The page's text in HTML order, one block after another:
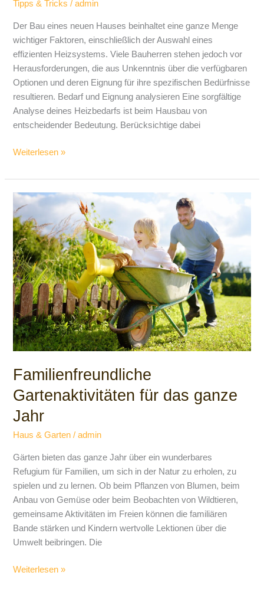
Tipps & Tricks /admin
Der Bau eines neuen Hauses beinhaltet eine ganze Menge
wichtiger Faktoren, einschließlich der Auswahl eines
effizienten Heizsystems. Viele Bauherren stehen jedoch vor
Herausforderungen, die aus Unkenntnis über die verfügbaren
Optionen und deren Eignung für ihre spezifischen Bedürfnisse
resultieren. Bedarf und Eignung analysieren Eine sorgfältige
Analyse deines Heizbedarfs ist beim Hausbau von
entscheidender Bedeutung. Berücksichtige dabei
Weiterlesen »
Familienfreundliche
Gartenaktivitäten für das ganze
Jahr
Haus & Garten /admin
Gärten bieten das ganze Jahr über ein wunderbares
Refugium für Familien, um sich in der Natur zu erholen, zu
spielen und zu lernen. Ob beim Pflanzen von Blumen, beim
Anbau von Gemüse oder beim Beobachten von Wildtieren,
gemeinsame Aktivitäten im Freien können die familiären
Bande stärken und Kindern wertvolle Lektionen über die
Umwelt beibringen. Die
Familienfreundliche
Gartenaktivitäten
für
das
ganze
Jahr
Weiterlesen »